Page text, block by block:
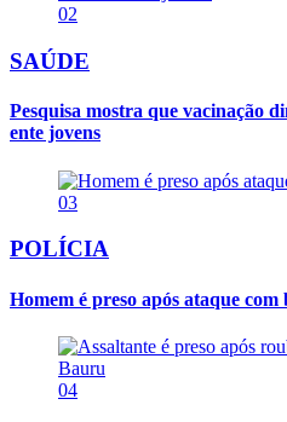
02
SAÚDE
Pesquisa mostra que vacinação
ente jovens
03
POLÍCIA
Homem é preso após ataque com
04